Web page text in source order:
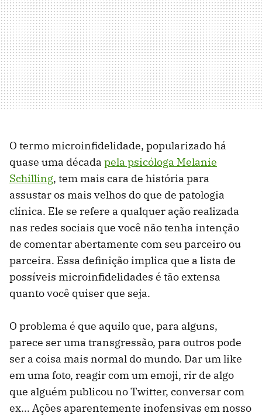
O termo microinfidelidade, popularizado há
quase uma década pela psicóloga Melanie
Schilling, tem mais cara de história para
assustar os mais velhos do que de patologia
clínica. Ele se refere a qualquer ação realizada
nas redes sociais que você não tenha intenção
de comentar abertamente com seu parceiro ou
parceira. Essa definição implica que a lista de
possíveis microinfidelidades é tão extensa
quanto você quiser que seja.
O problema é que aquilo que, para alguns,
parece ser uma transgressão, para outros pode
ser a coisa mais normal do mundo. Dar um like
em uma foto, reagir com um emoji, rir de algo
que alguém publicou no Twitter, conversar com
ex... Ações aparentemente inofensivas em nosso